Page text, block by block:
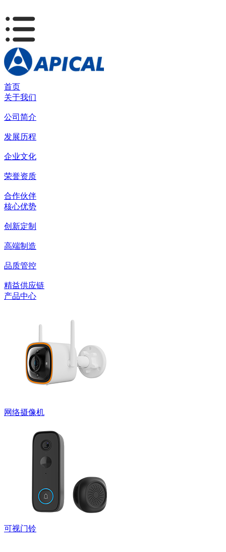
首页
关于我们
公司简介
发展历程
企业文化
荣誉资质
合作伙伴
核心优势
创新定制
高端制造
品质管控
精益供应链
产品中心
网络摄像机
可视门铃